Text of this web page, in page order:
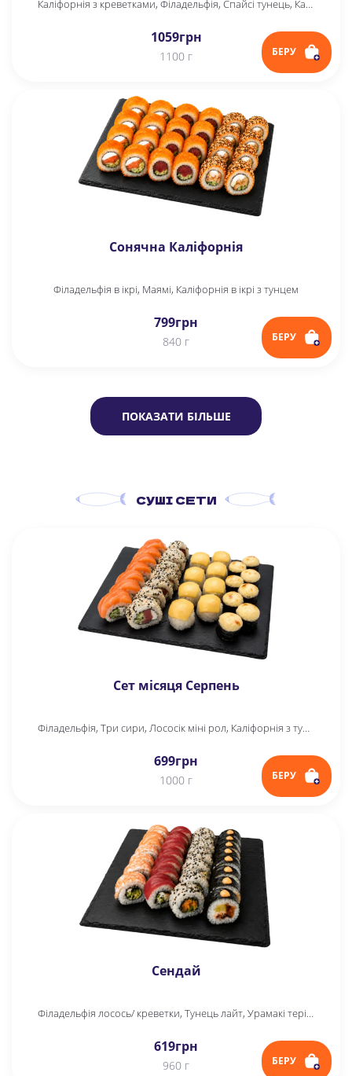
Каліфорнія з креветками, Філадельфія, Спайсі тунець, Каліфорнія з тунцем в кунжуті
1059грн
1100 г БЕРУ
Сонячна Каліфорнія
Філадельфія в ікрі, Маямі, Каліфорнія в ікрі з тунцем
799грн
840 г БЕРУ
ПОКАЗАТИ БІЛЬШЕ
СУШІ СЕТИ
Сет місяця Серпень
Філадельфія, Три сири, Лососік міні рол, Каліфорнія з тунцем у кунжуті
699грн
1000 г БЕРУ
Сендай
Філадельфія лосось/ креветки, Тунець лайт, Урамакі теріякі, Футомак міні
619грн
960 г БЕРУ